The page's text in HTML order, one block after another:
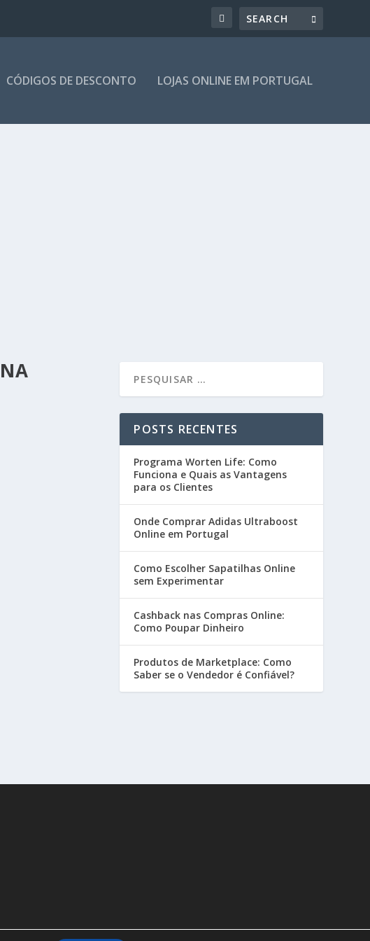
CÓDIGOS DE DESCONTO LOJAS ONLINE EM PORTUGAL
POSTS RECENTES
Programa Worten Life: Como
Funciona e Quais as Vantagens
para os Clientes
Onde Comprar Adidas Ultraboost
Online em Portugal
Como Escolher Sapatilhas Online
sem Experimentar
Cashback nas Compras Online:
Como Poupar Dinheiro
Produtos de Marketplace: Como
Saber se o Vendedor é Confiável?